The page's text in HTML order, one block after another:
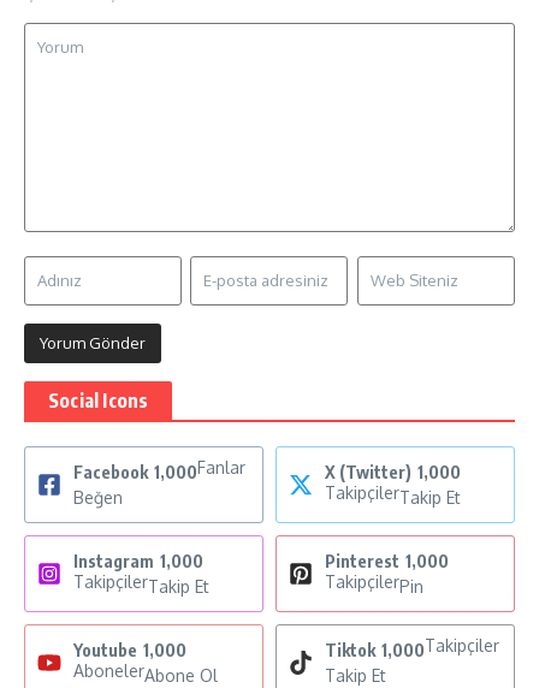
Social Icons
Facebook 1,000Fanlar
Beğen
X (Twitter) 1,000
TakipçilerTakip Et
Instagram 1,000
TakipçilerTakip Et
Pinterest 1,000
TakipçilerPin
Youtube 1,000
AbonelerAbone Ol
Tiktok 1,000Takipçiler
Takip Et